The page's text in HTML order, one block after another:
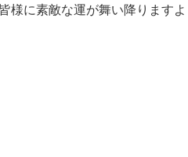
様に素敵な運が舞い降りますよ